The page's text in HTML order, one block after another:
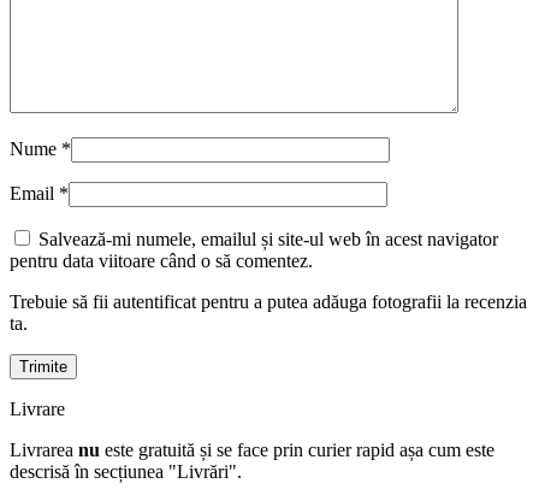
Nume *
Email *
Salvează-mi numele, emailul și site-ul web în acest navigator
pentru data viitoare când o să comentez.
Trebuie să fii autentificat pentru a putea adăuga fotografii la recenzia
ta.
Livrare
Livrarea nu este gratuită și se face prin curier rapid așa cum este
descrisă în secțiunea "Livrări".